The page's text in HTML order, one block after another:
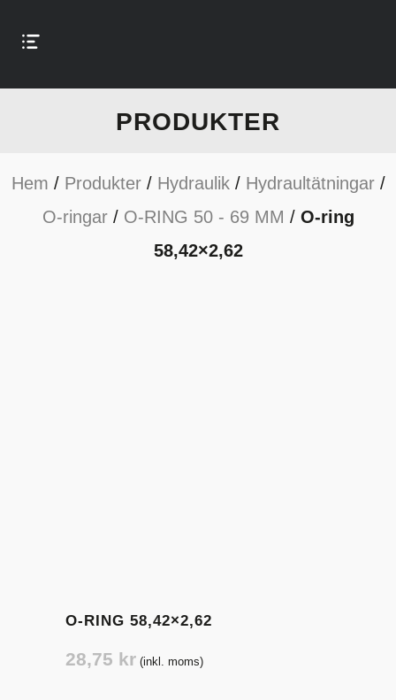
PRODUKTER
Hem / Produkter/ Hydraulik/ Hydraultätningar/
O-ringar/ O-RING 50 - 69 MM / O-ring
58,42×2,62
O-RING 58,42×2,62
28,75 kr (inkl. moms)